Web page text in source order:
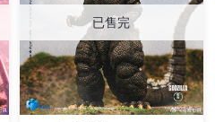
已售完